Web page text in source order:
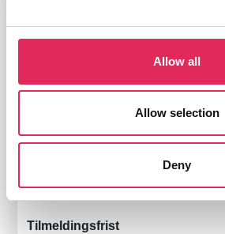
Allow all
Allow selection
Deny
Info
5. marts 2026
Kl. 11.00-12.00
Tilmeldingsfrist